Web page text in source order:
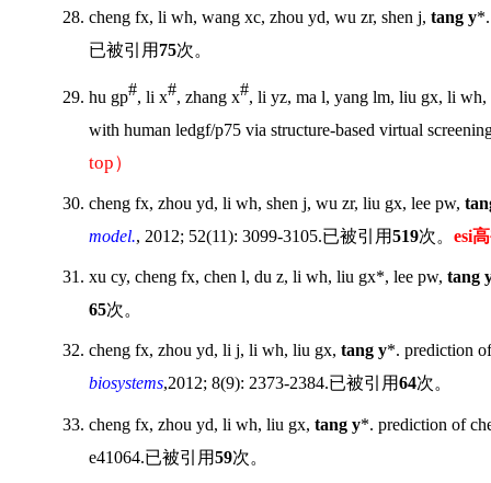
28. cheng fx, li wh, wang xc, zhou yd, wu zr, shen j, tang y*.
已被引用 75次。
29. hu gp#, li x#, zhang x#, li yz, ma l, yang lm, liu gx, li
with human ledgf/p75 via structure-based virtual
top）
30. cheng fx, zhou yd, li wh, shen j, wu zr, liu gx, lee pw,
model., 2012; 52(11): 3099-3105.已被引用519次。 esi
31. xu cy, cheng fx, chen l, du z, li wh, liu gx*, lee pw, tang
65次。
32. cheng fx, zhou yd, li j, li wh, liu gx, tang y*. prediction
biosystems,2012; 8(9): 2373-2384.已被引用64次。
33. cheng fx, zhou yd, li wh, liu gx, tang y*. prediction of
e41064.已被引用59次。